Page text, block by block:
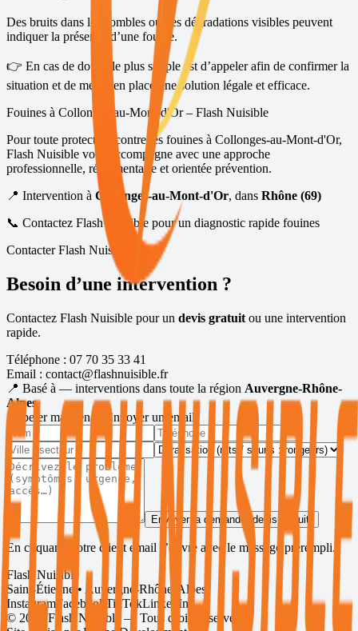
Des bruits dans les combles ou des dégradations visibles peuvent
indiquer la présence d’une fouine.
👉 En cas de doute, le plus simple est d’appeler afin de confirmer la
situation et de mettre en place une solution légale et efficace.
Fouines à Collonges-au-Mont-d'Or– Flash Nuisible
Pour toute protection contre les fouines à Collonges-au-Mont-d'Or,
Flash Nuisible vous accompagne avec une approche
professionnelle, réglementaire et orientée prévention.
📍 Intervention à Collonges-au-Mont-d'Or, dans Rhône (69)
📞 Contactez Flash Nuisible pour un diagnostic rapide fouines
Contacter Flash Nuisible
Besoin d’une intervention ?
Contactez Flash Nuisible pour un devis gratuit ou une intervention
rapide.
Téléphone : 07 70 35 33 41
Email : contact@flashnuisible.fr
📍 Basé à — interventions dans toute la région Auvergne-Rhône-
Alpes.
Appeler maintenant
Envoyer un email
Envoyer la demande (devis gratuit)
En cliquant, votre client email s’ouvre avec le message prérempli.
Flash Nuisible
Saint-Étienne • Auvergne-Rhône-Alpes
Instagram Facebook TikTokLinkedIn
© 2026
Flash Nuisible — Tous droits réservés.